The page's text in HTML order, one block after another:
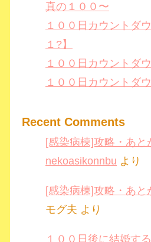
真の１００〜
１００日カウントダ
１?】
１００日カウントダ
１００日カウントダ
Recent Comments
[感染病棟]攻略・あと
nekoasikonnbu より
[感染病棟]攻略・あと
モグ夫 より
１００日後に結婚す